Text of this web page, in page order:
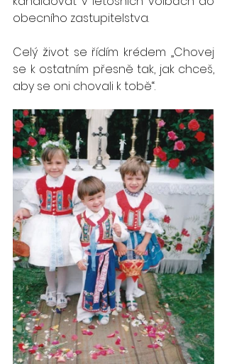
obecního zastupitelstva.
Celý život se řídím krédem „Chovej
se k ostatním přesně tak, jak chceš,
aby se oni chovali k tobě“.